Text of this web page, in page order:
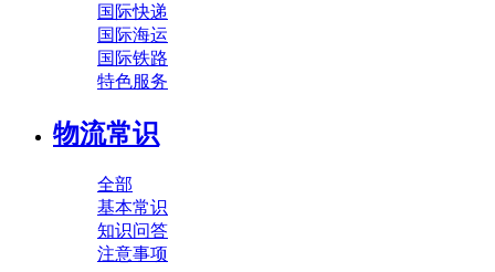
国际快递
国际海运
国际铁路
特色服务
物流常识
全部
基本常识
知识问答
注意事项